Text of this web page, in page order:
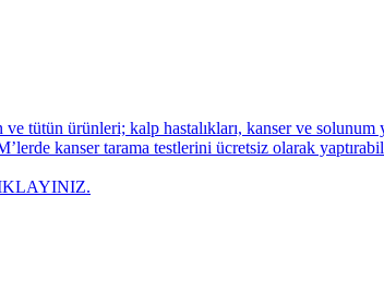
ve tütün ürünleri; kalp hastalıkları, kanser ve
kanser tarama testlerini ücretsiz olarak